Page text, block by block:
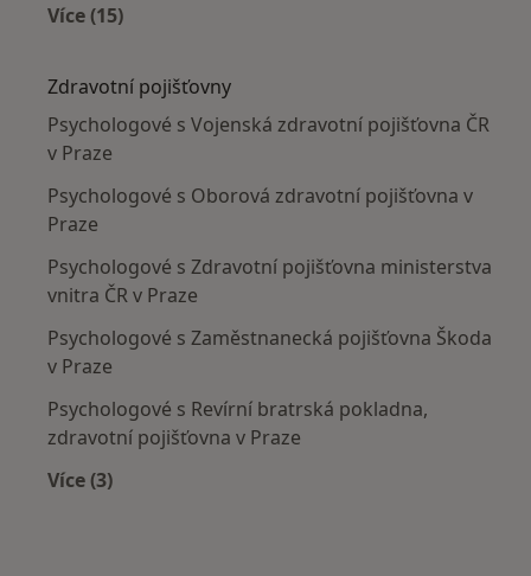
Více (15)
Zdravotní pojišťovny
Psychologové s Vojenská zdravotní pojišťovna ČR
v Praze
Psychologové s Oborová zdravotní pojišťovna v
Praze
Psychologové s Zdravotní pojišťovna ministerstva
vnitra ČR v Praze
Psychologové s Zaměstnanecká pojišťovna Škoda
v Praze
Psychologové s Revírní bratrská pokladna,
zdravotní pojišťovna v Praze
Více (3)